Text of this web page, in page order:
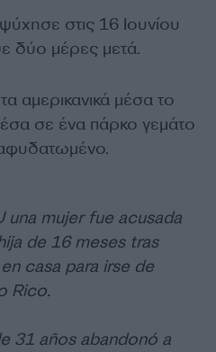
στις 16 Ιουνίου
δύο μέρες μετά.
αμερικανικά μέσα το
σε ένα πάρκο γεμάτο
una mujer fue acusada
de 16 meses tras
casa para irse de
Rico.
31 años abandonó a